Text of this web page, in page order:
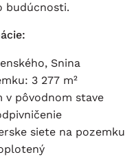
budúcnosti.
Snina
3 277 m²
v pôvodnom stave
siete na pozemku